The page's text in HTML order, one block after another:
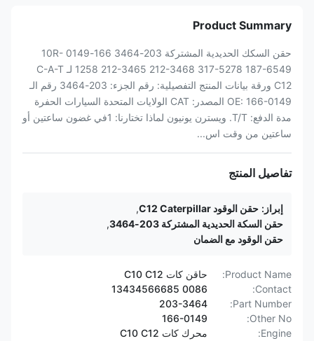
Product Summary
حقن السكك الحديدية المشتركة 203-3464 166-0149 10R-
1258 212-3465 212-3468 317-5278 187-6549 لـ C-A-T
C12 ورقة بيانات المنتج التفصيلية: رقم الجزء: 203-3464 رقم الـ
OE: 166-0149 المصدر: CAT الولايات المتحدة السيارات الحفرة
مدة الدفع: T/T. ويسترن يونيون لماذا تختارنا: 1في غضون ساعتين أو
ساعتين من وقت اس...
تفاصيل المنتج
إبراز: حقن الوقود C12 Caterpillar
,
حقن السكة الحديدية المشتركة 203-3464
,
حقن الوقود مع الضمان
Product Name:
حاقن كات C10 C12
Contact:
0086 13434566685
Part Number:
203-3464
Other No:
166-0149
Engine:
محرك كات C10 C12